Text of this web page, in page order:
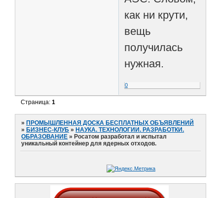
как ни крути,
вещь
получилась
нужная.
0
Страница:1
» ПРОМЫШЛЕННАЯ ДОСКА БЕСПЛАТНЫХ ОБЪЯВЛЕНИЙ
» БИЗНЕС-КЛУБ » НАУКА. ТЕХНОЛОГИИ. РАЗРАБОТКИ.
ОБРАЗОВАНИЕ » Росатом разработал и испытал
уникальный контейнер для ядерных отходов.